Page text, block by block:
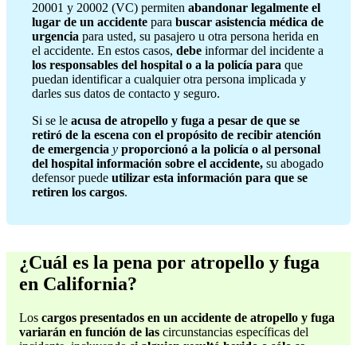
20001 y 20002 (VC) permiten abandonar legalmente el
lugar de un accidente para buscar asistencia médica de
urgencia para usted, su pasajero u otra persona herida en
el accidente. En estos casos, debe informar del incidente a
los responsables del hospital o a la policía para que
puedan identificar a cualquier otra persona implicada y
darles sus datos de contacto y seguro.
Si se le acusa de atropello y fuga a pesar de que se
retiró de la escena con el propósito de recibir atención
de emergencia y proporcionó a la policía o al personal
del hospital información sobre el accidente, su abogado
defensor puede utilizar esta información para que se
retiren los cargos.
¿Cuál es la pena por atropello y fuga
en California?
Los cargos presentados en un accidente de atropello y fuga
variarán en función de las circunstancias específicas del